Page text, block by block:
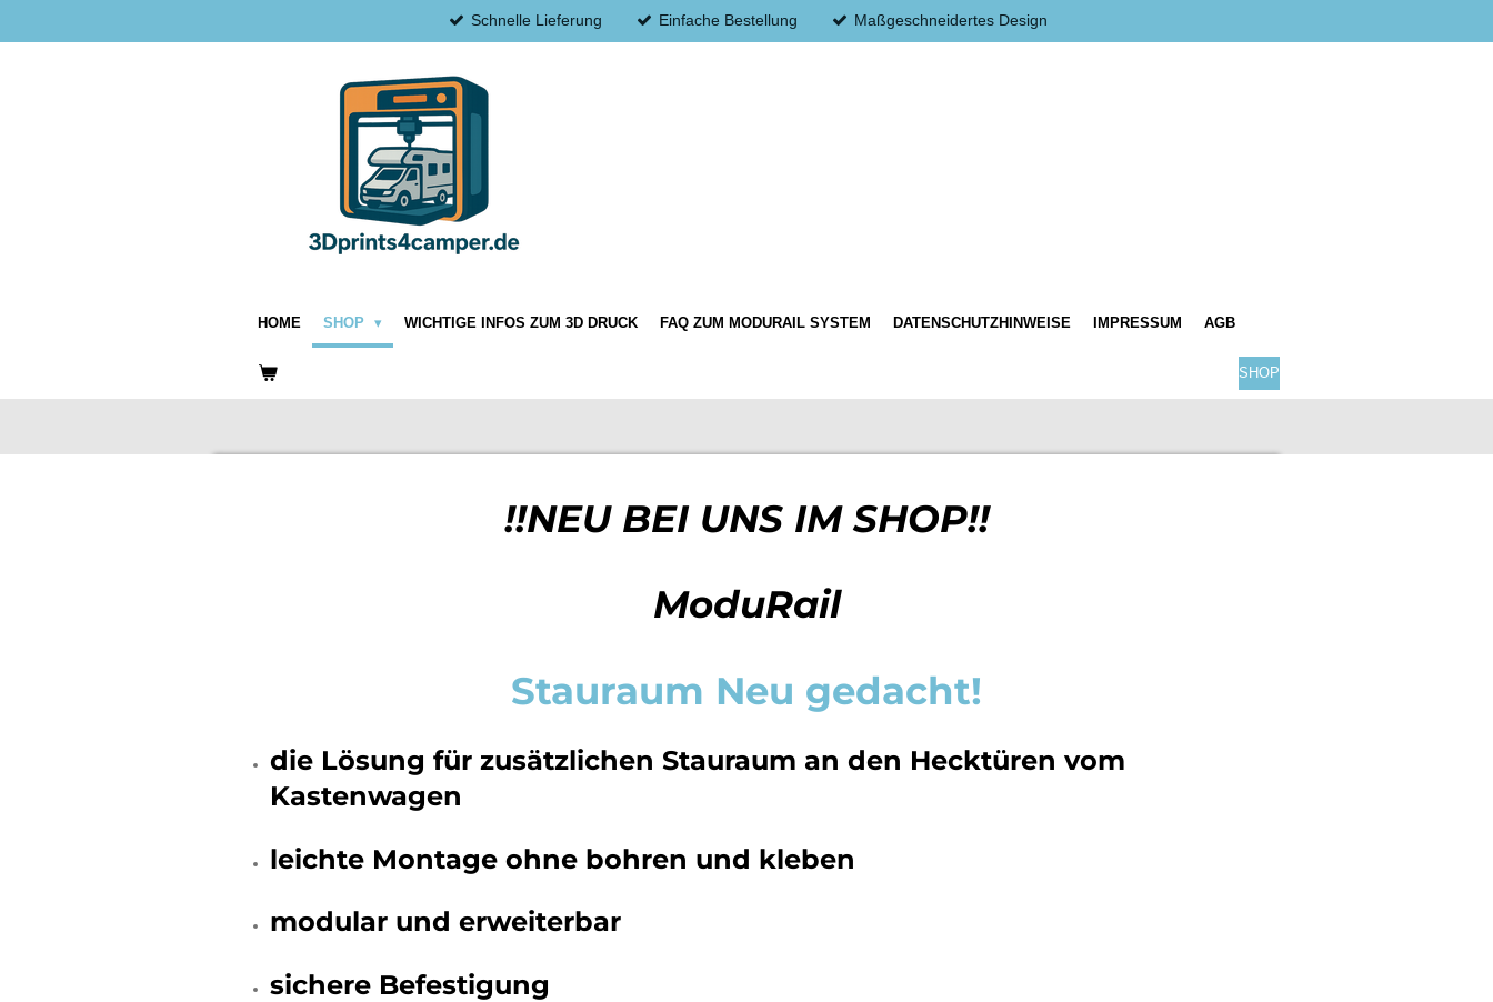
Hauptinhalt
Schnelle Lieferung Einfache Bestellung Maßgeschneidertes Design
HOME SHOP WICHTIGE INFOS ZUM 3D DRUCK FAQ ZUM MODURAIL SYSTEM DATENSCHUTZHINWEISE IMPRESSUM AGB
SHOP
!!NEU BEI UNS IM SHOP!!
ModuRail
Stauraum Neu gedacht!
die Lösung für zusätzlichen Stauraum an den Hecktüren vom
Kastenwagen
leichte Montage ohne bohren und kleben
modular und erweiterbar
sichere Befestigung